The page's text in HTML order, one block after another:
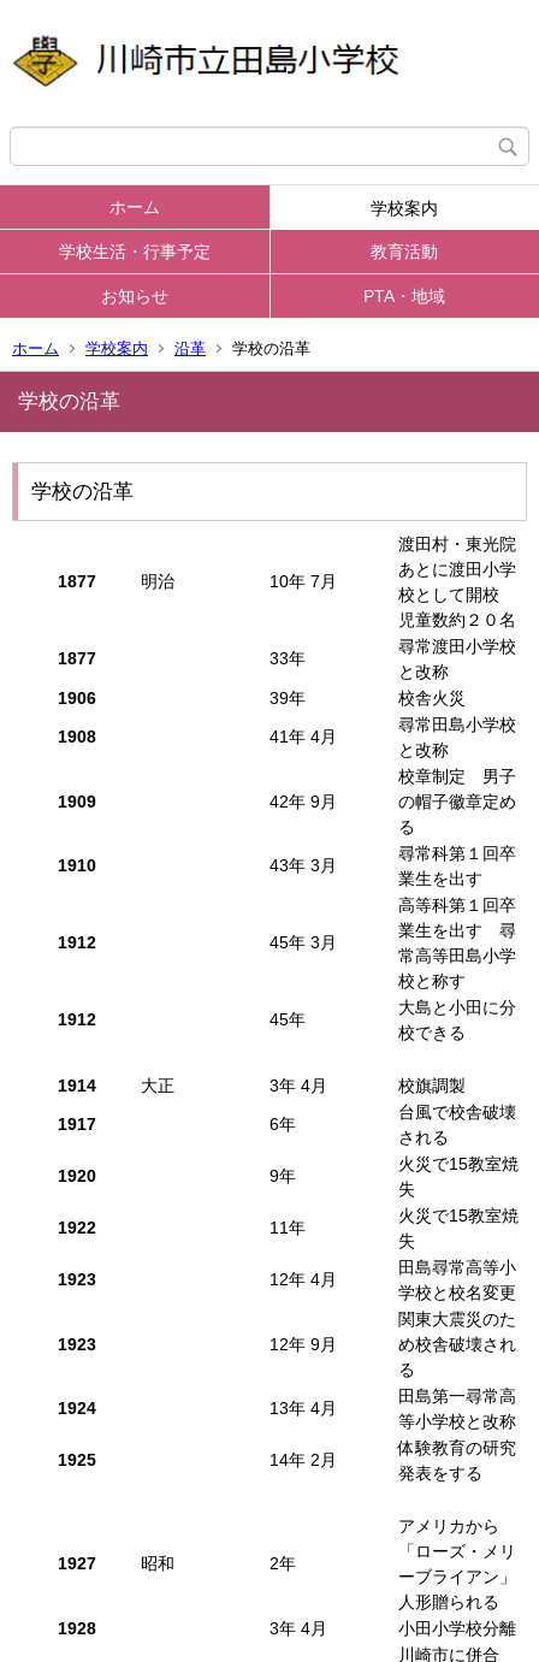
ホーム 学校案内
学校生活・行事予定 教育活動
お知らせ PTA・地域
ホーム 学校案内 沿革 学校の沿革
学校の沿革
学校の沿革
1877 明治 10年 7月
渡田村・東光院
あとに渡田小学
校として開校
児童数約２０名
1877
33年
尋常渡田小学校
と改称
1906
39年
校舎火災
1908
41年 4月
尋常田島小学校
と改称
1909 42年 9月
校章制定 男子
の帽子徽章定め
る
1910
43年 3月
尋常科第１回卒
業生を出す
1912 45年 3月
高等科第１回卒
業生を出す 尋
常高等田島小学
校と称す
1912
45年
大島と小田に分
校できる
1914 大正 3年 4月
校旗調製
1917
6年
台風で校舎破壊
される
1920
9年
火災で15教室焼
失
1922
11年
火災で15教室焼
失
1923
12年 4月
田島尋常高等小
学校と校名変更
1923 12年 9月
関東大震災のた
め校舎破壊され
る
1924
13年 4月
田島第一尋常高
等小学校と改称
1925
14年 2月
体験教育の研究
発表をする
1927 昭和 2年
アメリカから
「ローズ・メリ
ーブライアン」
人形贈られる
1928
3年 4月 小田小学校分離
川崎市に併合